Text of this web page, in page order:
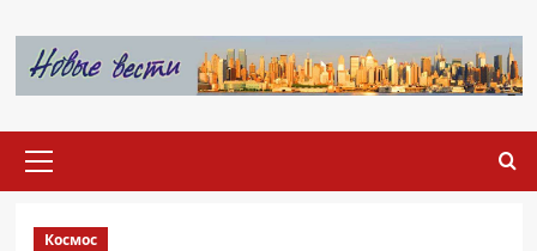
содержимому
меню
Космос